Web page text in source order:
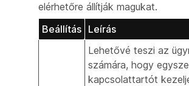
elérhetőre állítják magukat.
Beállítás Leírás
Lehetővé teszi az
számára, hogy
kapcsolattartót